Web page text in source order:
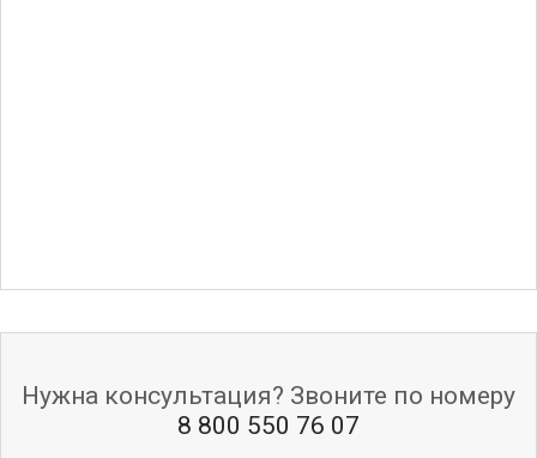
Нужна консультация? Звоните по номеру
8 800 550 76 07